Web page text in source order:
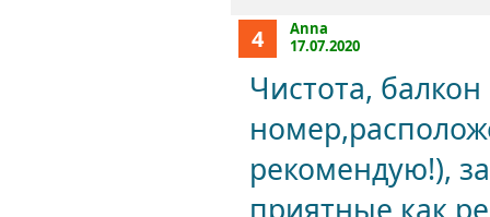
4
Anna
17.07.2020
Чистота,
рекомендую!),